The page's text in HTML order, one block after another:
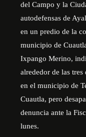
del Campo y la
autodefensas de
en un predio de la
municipio de
Ixpango Merino,
alrededor de las tres
en el municipio de
Cuautla, pero
denuncia ante la
lunes.